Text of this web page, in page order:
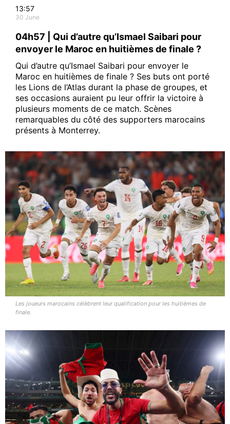
13:57
30 June
04h57 | Qui d’autre qu’Ismael Saibari pour
envoyer le Maroc en huitièmes de finale ?
Qui d’autre qu’Ismael Saibari pour envoyer le
Maroc en huitièmes de finale ? Ses buts ont porté
les Lions de l’Atlas durant la phase de groupes, et
ses occasions auraient pu leur offrir la victoire à
plusieurs moments de ce match. Scènes
remarquables du côté des supporters marocains
présents à Monterrey.
Les joueurs marocains célèbrent leur qualification pour les huitièmes de
finale.